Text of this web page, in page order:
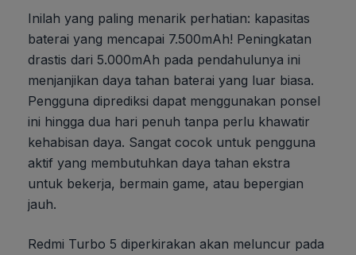
Inilah yang paling menarik perhatian: kapasitas
baterai yang mencapai 7.500mAh! Peningkatan
drastis dari 5.000mAh pada pendahulunya ini
menjanjikan daya tahan baterai yang luar biasa.
Pengguna diprediksi dapat menggunakan ponsel
ini hingga dua hari penuh tanpa perlu khawatir
kehabisan daya. Sangat cocok untuk pengguna
aktif yang membutuhkan daya tahan ekstra
untuk bekerja, bermain game, atau bepergian
jauh.
Redmi Turbo 5 diperkirakan akan meluncur pada